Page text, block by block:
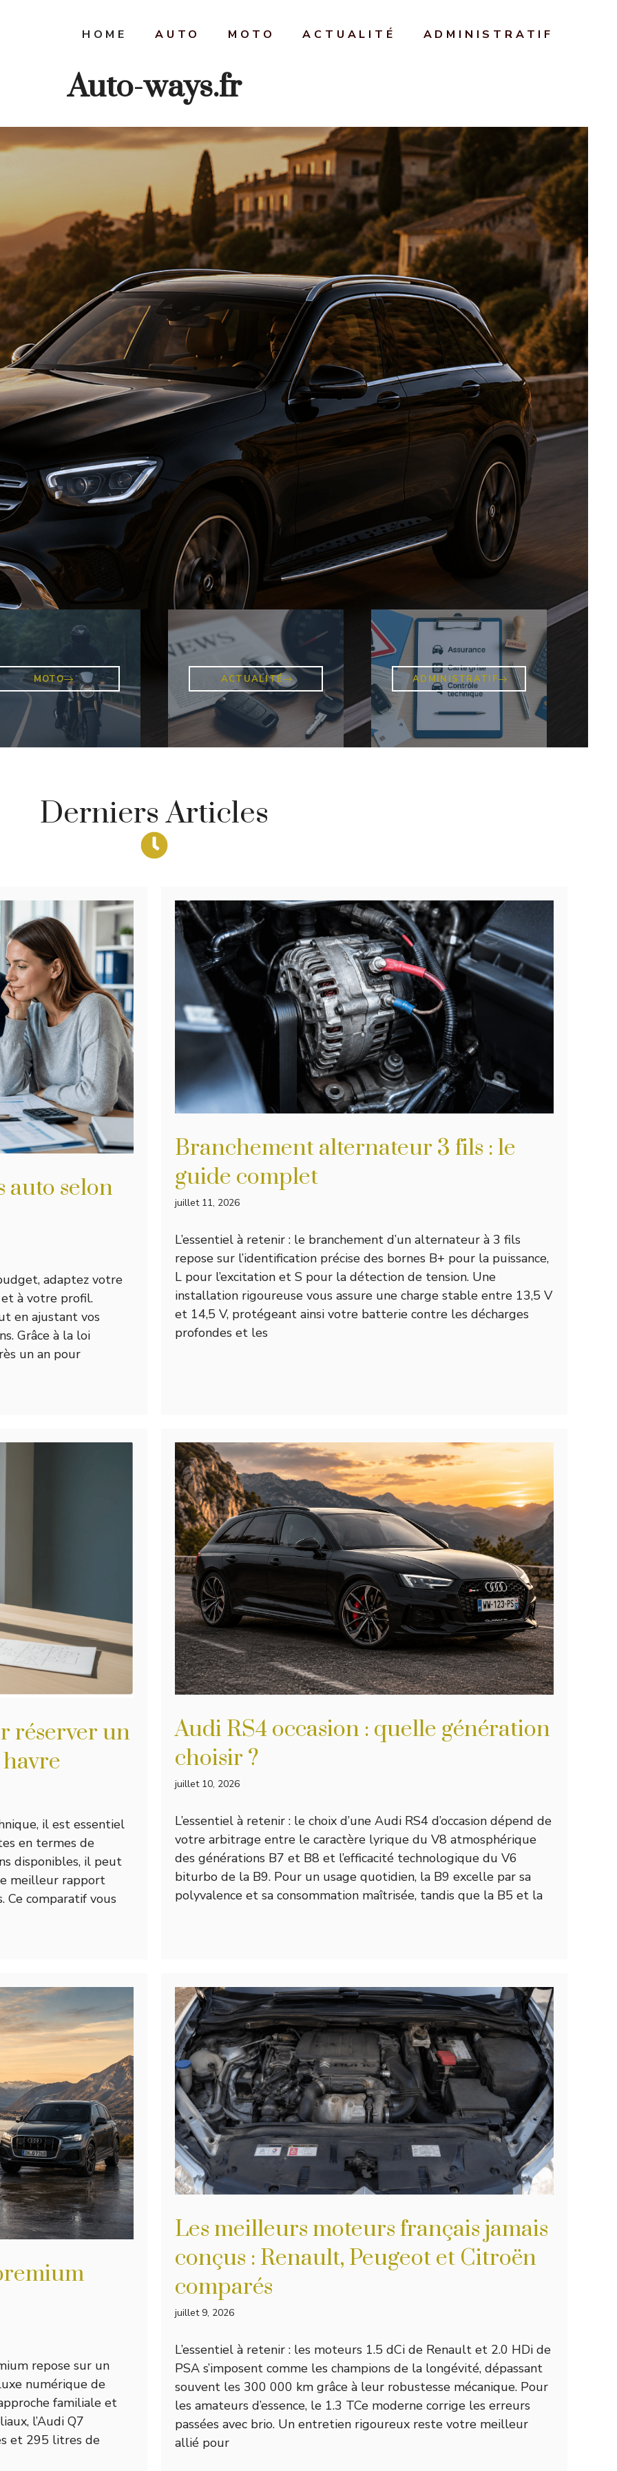
HOME AUTO MOTO ACTUALITÉ ADMINISTRATIF
Auto-ways.fr
MOTO ACTUALITÉ ADMINISTRATIF
Derniers Articles
auto selon
adaptez votre
à votre profil.
en ajustant vos
Grâce à la loi
un an pour
Branchement alternateur 3 fils : le
guide complet
juillet 11, 2026
L’essentiel à retenir : le branchement d’un alternateur à 3 fils
repose sur l’identification précise des bornes B+ pour la puissance,
L pour l’excitation et S pour la détection de tension. Une
installation rigoureuse vous assure une charge stable entre 13,5 V
et 14,5 V, protégeant ainsi votre batterie contre les décharges
profondes et les
réserver un
il est essentiel
en termes de
disponibles, il peut
meilleur rapport
Ce comparatif vous
Audi RS4 occasion : quelle génération
choisir ?
juillet 10, 2026
L’essentiel à retenir : le choix d’une Audi RS4 d’occasion dépend de
votre arbitrage entre le caractère lyrique du V8 atmosphérique
des générations B7 et B8 et l’efficacité technologique du V6
biturbo de la B9. Pour un usage quotidien, la B9 excelle par sa
polyvalence et sa consommation maîtrisée, tandis que la B5 et la
repose sur un
numérique de
familiale et
l’Audi Q7
et 295 litres de
Les meilleurs moteurs français jamais
conçus : Renault, Peugeot et Citroën
comparés
juillet 9, 2026
L’essentiel à retenir : les moteurs 1.5 dCi de Renault et 2.0 HDi de
PSA s’imposent comme les champions de la longévité, dépassant
souvent les 300 000 km grâce à leur robustesse mécanique. Pour
les amateurs d’essence, le 1.3 TCe moderne corrige les erreurs
passées avec brio. Un entretien rigoureux reste votre meilleur
allié pour